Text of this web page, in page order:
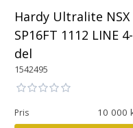
Hardy Ultralite NSX
SP16FT 1112 LINE 4-
del
1542495
Pris 10 000